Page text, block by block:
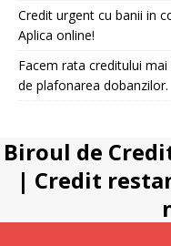
Credit urgent cu banii in
Aplica online!
Facem rata creditului
de plafonarea dobanzilor.
Biroul de
| Credit